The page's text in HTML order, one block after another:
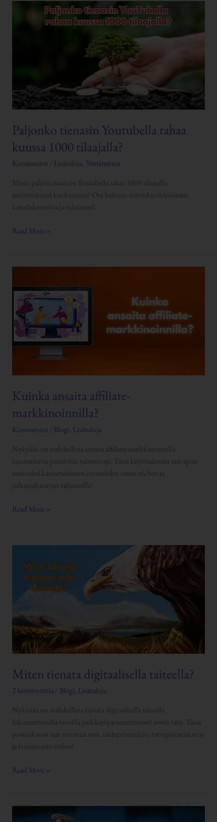
Paljonko tienasin Youtubella rahaa
kuussa 1000 tilaajalla?
Kommentoi / Lisätuloja, Yrittäminen
Miten paljon ansaitsin Youtubella rahaa 1000 tilaajalla
ensimmäisenä kuukautena? Ota haltuun tietoisku videoistani,
katselukerroista ja tuloistani!
Read More »
Kuinka ansaita affiliate-
markkinoinnilla?
Kommentoi / Blogi, Lisätuloja
Nykyään on mahdollista ansaita affiliate-markkinoinnilla
huomattavia passiivisia tulovirtoja. Tästä kirjoituksesta saat apua
ansioidesi kasvattamiseen esimerkiksi oman nichen ja
julkaisukanavan valinnoilla!
ansaita
affiliate-
markkinoinnilla?
Read More »
Miten tienata digitaalisella taiteella?
2 kommenttia / Blogi, Lisätuloja
Nykyään on mahdollista tienata digitaalisella taiteella
lukumattomilla tavoilla paikkariippumattomasti mistä vain. Tässä
postauksessa saat tutustua mm. taideprintteihin, tarvepainatukseen
ja freelancerin töihin!
tienata
digitaalisella
taiteella?
Read More »